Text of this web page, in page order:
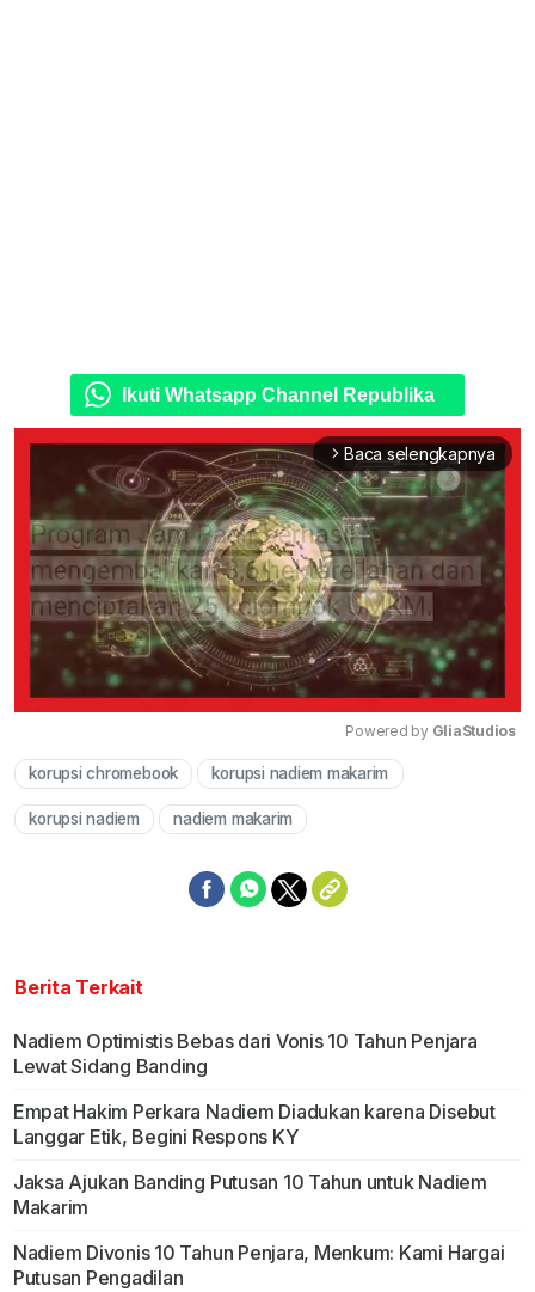
Ikuti Whatsapp Channel Republika
arrow_forward_ios Baca selengkapnya
Powered by GliaStudios
korupsi chromebook korupsi nadiem makarim
korupsi nadiem nadiem makarim
Berita Terkait
Nadiem Optimistis Bebas dari Vonis 10 Tahun Penjara
Lewat Sidang Banding
Empat Hakim Perkara Nadiem Diadukan karena Disebut
Langgar Etik, Begini Respons KY
Jaksa Ajukan Banding Putusan 10 Tahun untuk Nadiem
Makarim
Nadiem Divonis 10 Tahun Penjara, Menkum: Kami Hargai
Putusan Pengadilan